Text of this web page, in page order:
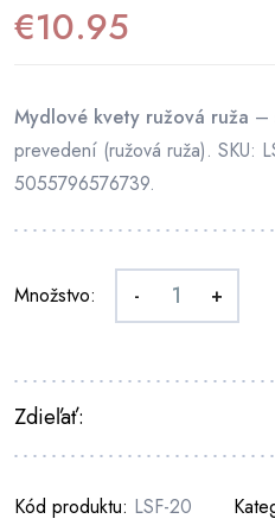
€10.95
Mydlové kvety ružová ruža –
prevedení (ružová ruža). SKU:
5055796576739.
Množstvo: - +
Zdieľať:
Kód produktu: LSF-20